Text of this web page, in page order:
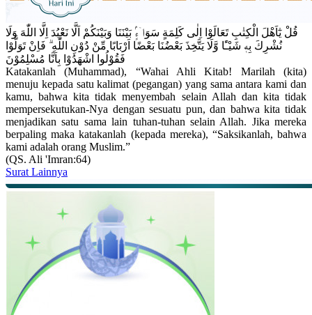
قُلْ يٰٓاَهْلَ الْكِتٰبِ تَعَالَوْا اِلٰى كَلِمَةٍ سَوَاۤءٍۢ بَيْنَنَا وَبَيْنَكُمْ اَلَّا نَعْبُدَ اِلَّا اللّٰهَ وَلَا
نُشْرِكَ بِهٖ شَيْـًٔا وَّلَا يَتَّخِذَ بَعْضُنَا بَعْضًا اَرْبَابًا مِّنْ دُوْنِ اللّٰهِ ۗ فَاِنْ تَوَلَّوْا
فَقُوْلُوا اشْهَدُوْا بِاَنَّا مُسْلِمُوْنَ
Katakanlah (Muhammad), “Wahai Ahli Kitab! Marilah (kita)
menuju kepada satu kalimat (pegangan) yang sama antara kami dan
kamu, bahwa kita tidak menyembah selain Allah dan kita tidak
mempersekutukan-Nya dengan sesuatu pun, dan bahwa kita tidak
menjadikan satu sama lain tuhan-tuhan selain Allah. Jika mereka
berpaling maka katakanlah (kepada mereka), “Saksikanlah, bahwa
kami adalah orang Muslim.”
(QS. Ali 'Imran:64)
Surat Lainnya